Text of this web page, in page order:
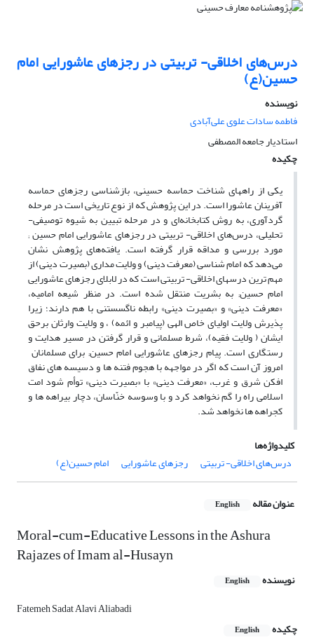
درس‌های اخلاقی- تربیتی در رجزهای عاشورایی امام
حسین(ع)
نویسنده
فاطمه سادات علوی علی‌آبادی
استادیار جامعه المصطفی
چکیده
یکی از راههای شناخت حماسه حسینی، بازشناسی رجزهای حماسه
آفرینان عاشورا است. در این پژوهش که از نوع تاریخی است در مرحله
گردآوری، به روش کتابخانه‌ای و در مرحله تبیین به شیوه توصیفی-
تحلیلی، درس‌های اخلاقی- تربیتی در رجزهای عاشورایی امام حسین ;
مورد بررسی و مداقه قرار گرفته است. یافته‌های پژوهش نشان
می‌دهد که امام شناسی (معرفت دینی) و ولایت مداری (بصیرت دینی) از
مهم ترین درسهای اخلاقی- تربیتی است که در لابلای رجزهای عاشورایی
امام حسین; به بشریت منتقل شده است. در منظر شیعه امامیه،
«معرفت دینی» و «بصیرت دینی» رابطه ناگسستنی با هم دارند؛ زیرا
پذیرش ولایت اولیای خاص الهی (پیامبر و ائمه) ، و ولایت وارثان برحق
ایشان ( ولایت فقیه)، شرط مسلمانی و قرار گرفتن در مسیر هدایت و
رستگاری است. پیام رجزهای عاشورایی امام حسین; برای مسلمانان
امروز آن است که اگر در مواجهه با هجوم فتنه ها و دسیسه های نفاق
افکن شرق و غرب، «معرفت دینی» با «بصیرت دینی» توأم شود امت
اسلامی راه را گم نخواهد کرد و با وسوسه خنّاسان، دچار بیراهه ها و
کجراهه ها نخواهد شد.
کلیدواژه‌ها
درس‌های اخلاقی- تربیتی
رجزهای عاشورایی امام حسین(ع)
عنوان مقاله English
Moral-cum-Educative Lessons in the Ashura
Rajazes of Imam al-Husayn
نویسنده English
Fatemeh Sadat Alavi Aliabadi
چکیده
English